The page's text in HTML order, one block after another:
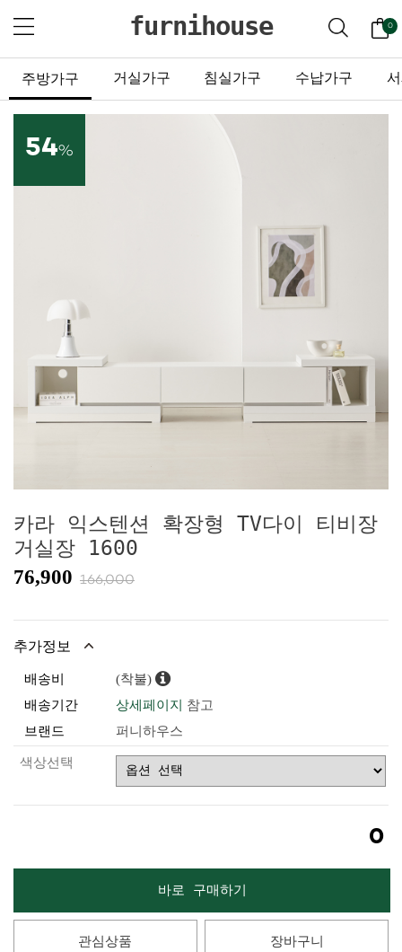
0
furnihouse
주방가구 거실가구 침실가구 수납가구
54%
카라 익스텐션 확장형 TV다이 티비장
거실장 1600
76,900 166,000
추가정보
배송비 (착불)
배송기간 상세페이지 참고
브랜드 퍼니하우스
색상선택
0
바로 구매하기
관심상품 장바구니